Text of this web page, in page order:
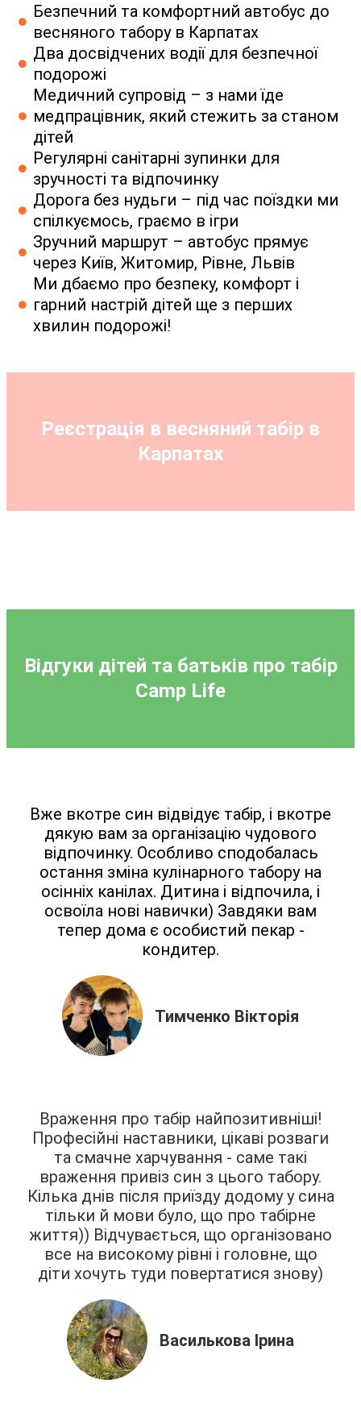
Безпечний та комфортний автобус до
весняного табору в Карпатах
Два досвідчених водії для безпечної
подорожі
Медичний супровід – з нами їде
медпрацівник, який стежить за станом
дітей
Регулярні санітарні зупинки для
зручності та відпочинку
Дорога без нудьги – під час поїздки ми
спілкуємось, граємо в ігри
Зручний маршрут – автобус прямує
через Київ, Житомир, Рівне, Львів
Ми дбаємо про безпеку, комфорт і
гарний настрій дітей ще з перших
хвилин подорожі!
Реєстрація в весняний табір в
Карпатах
Відгуки дітей та батьків про табір
Camp Life
Вже вкотре син відвідує табір, і вкотре
дякую вам за організацію чудового
відпочинку. Особливо сподобалась
остання зміна кулінарного табору на
осінніх канілах. Дитина і відпочила, і
освоїла нові навички) Завдяки вам
тепер дома є особистий пекар -
кондитер.
Тимченко Вікторія
Враження про табір найпозитивніші!
Професійні наставники, цікаві розваги
та смачне харчування - саме такі
враження привіз син з цього табору.
Кілька днів після приїзду додому у сина
тільки й мови було, що про табірне
життя)) Відчувається, що організовано
все на високому рівні і головне, що
діти хочуть туди повертатися знову)
Василькова Ірина